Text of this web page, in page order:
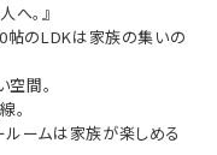
へ。』
帖のLDKは家族の集いの
間。
。
ルームは家族が楽しめる